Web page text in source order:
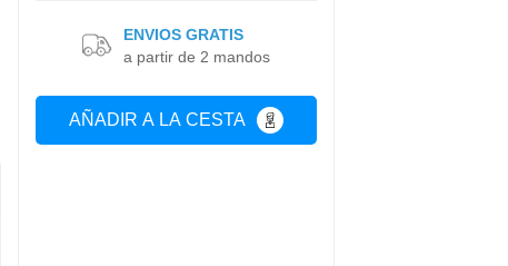
AÑADIR A LA CESTA
ENVIOS GRATIS
a partir de 2 mandos